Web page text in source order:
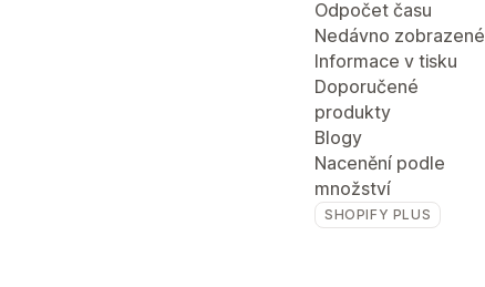
Odpočet času
Nedávno zobrazené
Informace v tisku
Doporučené
produkty
Blogy
Nacenění podle
množství
SHOPIFY PLUS